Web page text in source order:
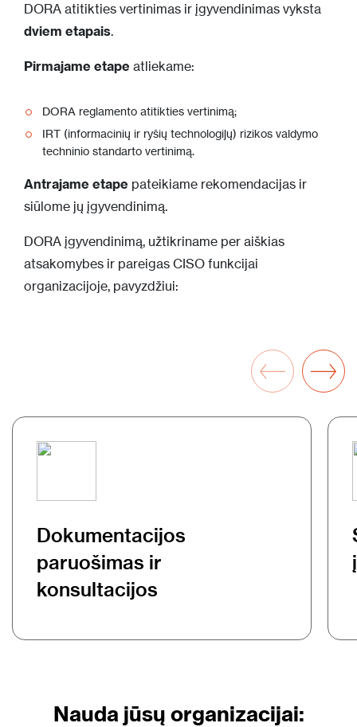
DORA atitikties vertinimas ir įgyvendinimas vyksta
dviem etapais.
Pirmajame etape atliekame:
DORA reglamento atitikties vertinimą;
IRT (informacinių ir ryšių technologijų) rizikos valdymo
techninio standarto vertinimą.
Antrajame etape pateikiame rekomendacijas ir
siūlome jų įgyvendinimą.
DORA įgyvendinimą, užtikriname per aiškias
atsakomybes ir pareigas CISO funkcijai
organizacijoje, pavyzdžiui:
Dokumentacijos
paruošimas ir
konsultacijos
Nauda jūsų organizacijai: